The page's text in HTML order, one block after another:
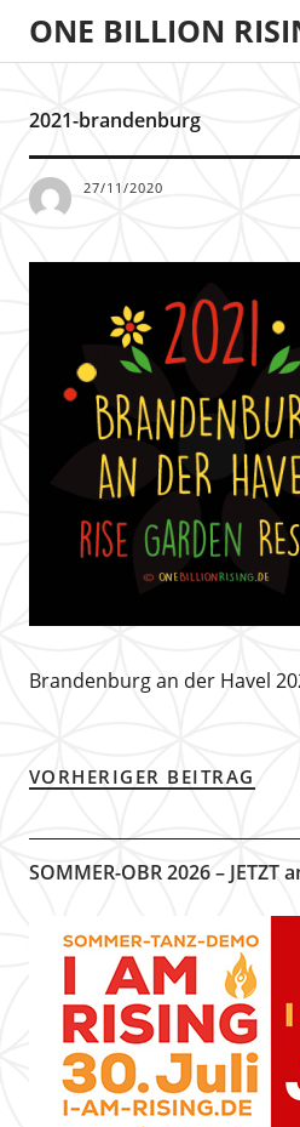
ONE BILLION
2021-brandenburg
27/11/2020
Brandenburg an der Havel
VORHERIGER BEITRAG
SOMMER-OBR 2026 – JETZT